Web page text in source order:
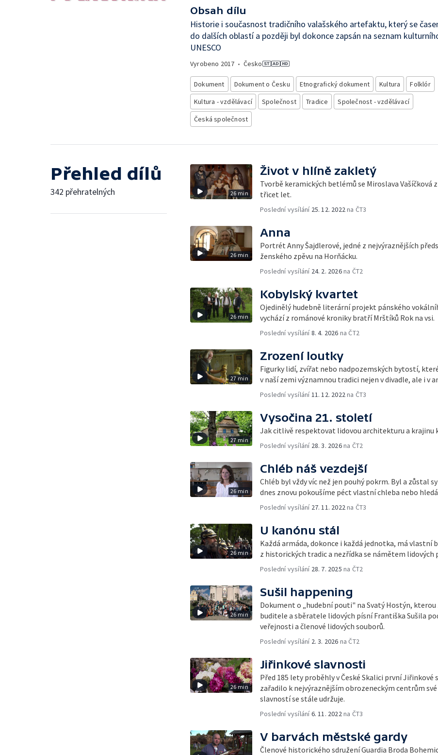
Obsah dílu
Historie i současnost tradičního valašského artefaktu, který se
do dalších oblastí a později byl dokonce zapsán na seznam
UNESCO
Vyrobeno 2017 • Česko
Dokument Dokument o Česku Etnografický dokument Kultura
Folklór
Kultura - vzdělávací
Společnost Tradice
Společnost - vzdělávací
Česká společnost
Přehled dílů
342 přehratelných 26 min
Život v hlíně zakletý
Tvorbě keramických betlémů se Miroslava Vašíčková
třicet let.
Poslední vysílání 25. 12. 2022na ČT3
26 min
Anna
Portrét Anny Šajdlerové, jedné z nejvýraznějších
ženského zpěvu na Horňácku.
Poslední vysílání 24. 2. 2026na ČT2
26 min
Kobylský kvartet
Ojedinělý hudebně literární projekt pánského
vychází z románové kroniky bratří Mrštíků Rok na vsi.
Poslední vysílání8. 4. 2026 na ČT2
27 min
Zrození loutky
Figurky lidí, zvířat nebo nadpozemských bytostí,
v naší zemi významnou tradici nejen v divadle, ale i v
Poslední vysílání11. 12. 2022na ČT3
27 min
Vysočina 21. století
Jak citlivě respektovat lidovou architekturu a krajinu
Poslední vysílání 28. 3. 2026na ČT2
26 min
Chléb náš vezdejší
Chléb byl vždy víc než jen pouhý pokrm. Byl a zůstal
dnes znovu pokoušíme péct vlastní chleba nebo
Poslední vysílání 27. 11. 2022na ČT3
26 min
U kanónu stál
Každá armáda, dokonce i každá jednotka, má vlastní
z historických tradic a nezřídka se námětem lidových
Poslední vysílání 28. 7. 2025 na ČT2
26 min
Sušil happening
Dokument o „hudební pouti" na Svatý Hostýn,
buditele a sběratele lidových písní Františka Sušila
veřejnosti a členové lidových souborů.
Poslední vysílání 2. 3. 2026 na ČT2
26 min
Jiřinkové slavnosti
Před 185 lety proběhly v České Skalici první
zařadilo k nejvýraznějším obrozeneckým centrům
slavností se stále udržuje.
Poslední vysílání6. 11. 2022na ČT3
V barvách městské gardy
Členové historického sdružení Guardia Broda